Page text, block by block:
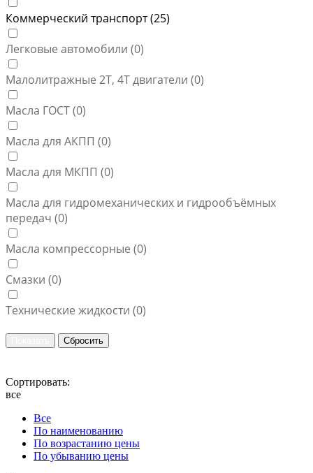
Коммерческий транспорт (25)
Легковые автомобили (0)
Малолитражные 2Т, 4Т двигатели (0)
Масла ГОСТ (0)
Масла для АКПП (0)
Масла для МКПП (0)
Масла для гидромеханических и гидрообъёмных
передач (0)
Масла компрессорные (0)
Смазки (0)
Технические жидкости (0)
Сортировать:
все
Все
По наименованию
По возрастанию цены
По убыванию цены